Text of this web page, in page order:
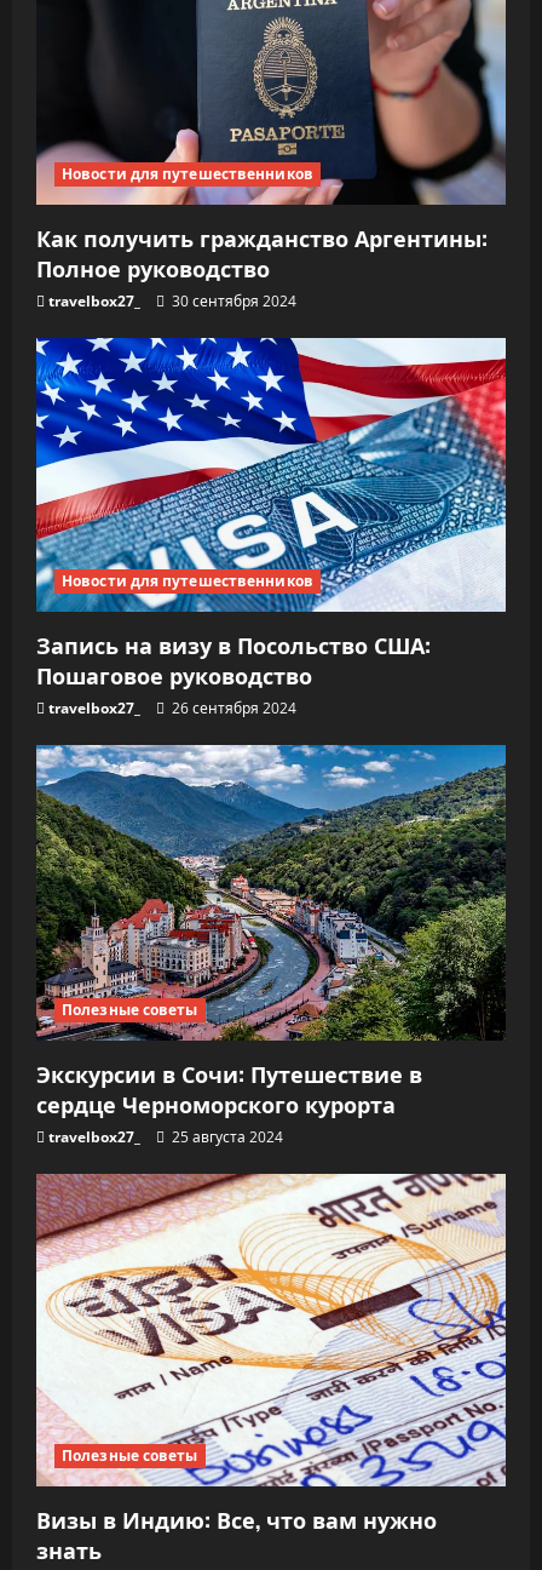
Новости для путешественников
Как получить гражданство Аргентины:
Полное руководство
travelbox27_ 30 сентября 2024
Новости для путешественников
Запись на визу в Посольство США:
Пошаговое руководство
travelbox27_ 26 сентября 2024
Полезные советы
Экскурсии в Сочи: Путешествие в
сердце Черноморского курорта
travelbox27_ 25 августа 2024
Полезные советы
Визы в Индию: Все, что вам нужно
знать